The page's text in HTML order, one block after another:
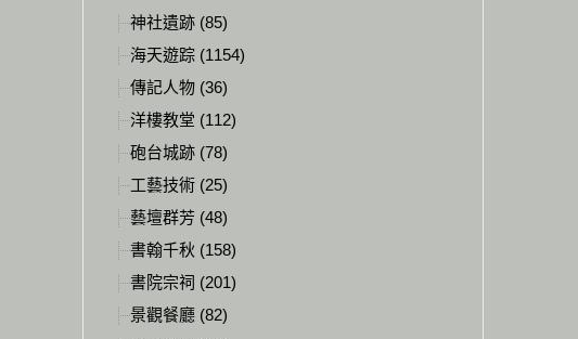
神社遺跡 (85)
海天遊踪 (1154)
傳記人物 (36)
洋樓教堂 (112)
砲台城跡 (78)
工藝技術 (25)
藝壇群芳 (48)
書翰千秋 (158)
書院宗祠 (201)
景觀餐廳 (82)